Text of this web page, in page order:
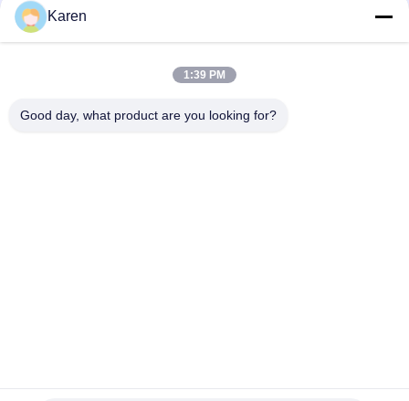
Karen
1:39 PM
Good day, what product are you looking for?